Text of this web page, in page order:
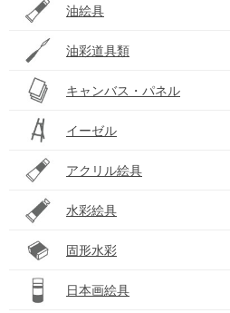
油絵具
油彩道具類
キャンバス・パネル
イーゼル
アクリル絵具
水彩絵具
固形水彩
日本画絵具